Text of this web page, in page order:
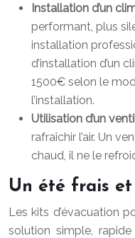
Installation d’un
performant, plus
installation
d’installation d’un
1500€ selon le
l’installation.
Utilisation d’un
rafraîchir l’air. Un
chaud, il ne le
Un été frais et
Les kits d’évacuation
solution simple,